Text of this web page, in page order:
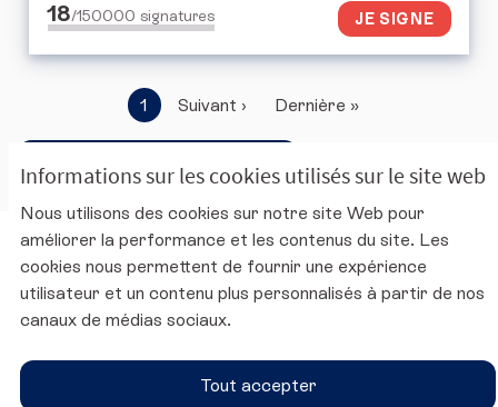
Informations sur les cookies utilisés sur le site web
Nous utilisons des cookies sur notre site Web pour
améliorer la performance et les contenus du site. Les
cookies nous permettent de fournir une expérience
utilisateur et un contenu plus personnalisés à partir de nos
canaux de médias sociaux.
Tout accepter
18/150000 signatures JE SIGNE
1 Suivant › Dernière »
Accéder à la corbeille ouverte
Charte d'utilisation de la plateforme
Mentions légales
Conditions générales d'utilisation
Paramètres des cookies